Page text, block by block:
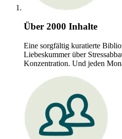
Über 2000 Inhalte
Eine sorgfältig kuratierte
Liebeskummer über
Konzentration. Und jeden